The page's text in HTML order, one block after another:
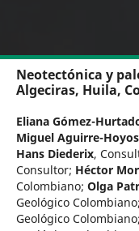
Neotectónica y
Algeciras, Huila,
Eliana Gómez-
Miguel Aguirre-Hoyos
Hans Diederix,
Consultor; Héctor
Colombiano; Olga
Geológico Colombiano;
Geológico Colombiano;